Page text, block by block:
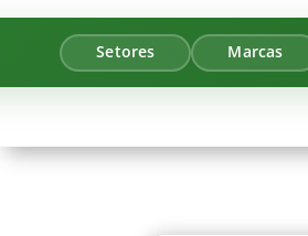
Setores Marcas